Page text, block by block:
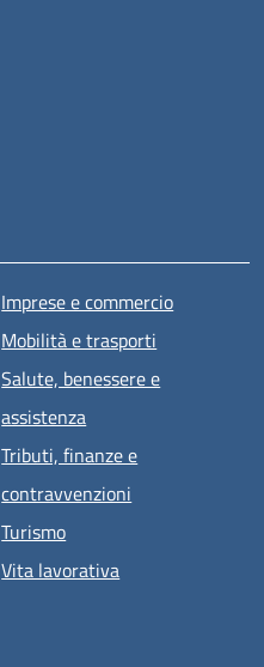
Imprese e commercio
Mobilità e trasporti
Salute, benessere e
assistenza
Tributi, finanze e
contravvenzioni
Turismo
Vita lavorativa